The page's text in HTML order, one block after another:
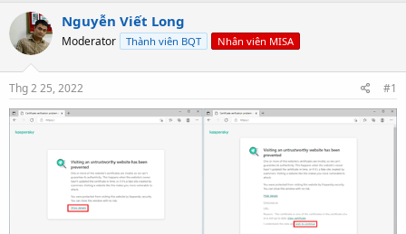
a
d
s
r
t
e
g
ử
i
Nguyễn Viết Long
Moderator Thành viên BQT Nhân viên MISA
Thg 2 25, 2022 #1